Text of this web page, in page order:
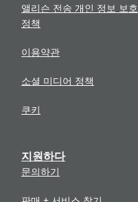
앨리슨 전송 개인 정보 보호
정책
이용약관
소셜 미디어 정책
쿠키
지원하다
문의하기